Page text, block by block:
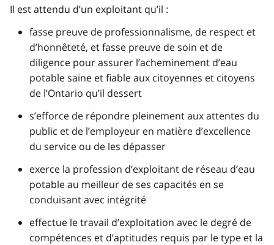
Il est attendu d’un exploitant qu’il :
fasse preuve de professionnalisme, de respect et
d’honnêteté, et fasse preuve de soin et de
diligence pour assurer l’acheminement d’eau
potable saine et fiable aux citoyennes et citoyens
de l’Ontario qu’il dessert
s’efforce de répondre pleinement aux attentes du
public et de l’employeur en matière d’excellence
du service ou de les dépasser
exerce la profession d’exploitant de réseau d’eau
potable au meilleur de ses capacités en se
conduisant avec intégrité
effectue le travail d’exploitation avec le degré de
compétences et d’aptitudes requis par le type et la